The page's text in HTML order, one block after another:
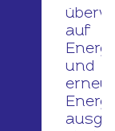
auf
und